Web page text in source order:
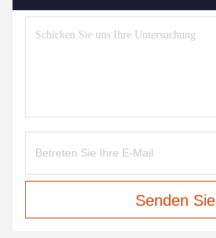
Senden Sie